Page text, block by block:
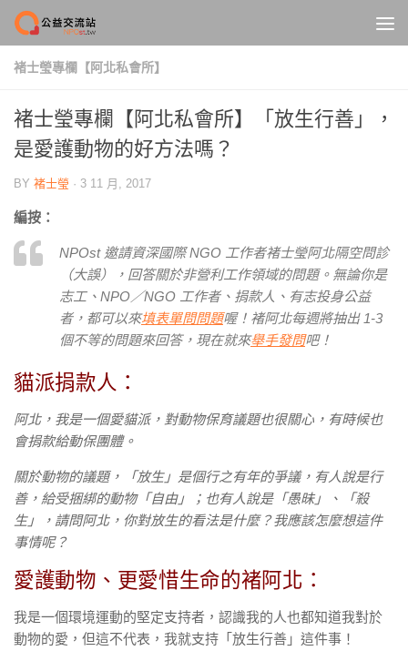
Skip to content
褚士瑩專欄【阿北私會所】
褚士瑩專欄【阿北私會所】「放生行善」，
是愛護動物的好方法嗎？
BY 褚士瑩 · 3 11 月, 2017
編按：
NPOst 邀請資深國際 NGO 工作者褚士瑩阿北隔空問診
（大誤），回答關於非營利工作領域的問題。無論你是
志工、NPO／NGO 工作者、捐款人、有志投身公益
者，都可以來填表單問問題喔！褚阿北每週將抽出 1-3
個不等的問題來回答，現在就來舉手發問吧！
貓派捐款人：
阿北，我是一個愛貓派，對動物保育議題也很關心，有時候也
會捐款給動保團體。
關於動物的議題，「放生」是個行之有年的爭議，有人說是行
善，給受捆綁的動物「自由」；也有人說是「愚昧」、「殺
生」，請問阿北，你對放生的看法是什麼？我應該怎麼想這件
事情呢？
愛護動物、更愛惜生命的褚阿北：
我是一個環境運動的堅定支持者，認識我的人也都知道我對於
動物的愛，但這不代表，我就支持「放生行善」這件事！